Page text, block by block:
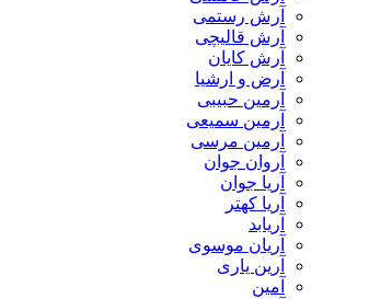
آرش رستمی
آرش قالیچی
آرش کایان
​آرض و ارشیا
آرمین حبیبی
آرمین سمیعی
آرمین مرسی
آروان جوان
آریا جوان
آریا کهتر
آریابد
آریان موسوی
آرین یاری
آمین